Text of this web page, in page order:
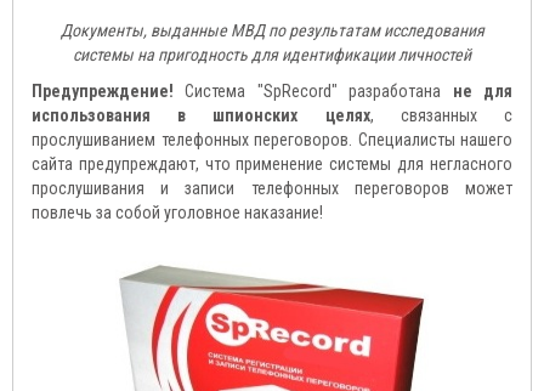
Документы, выданные МВД по результатам исследования
системы на пригодность для идентификации личностей
Предупреждение! Система "SpRecord" разработана не для
использования в шпионских целях, связанных с
прослушиванием телефонных переговоров. Специалисты нашего
сайта предупреждают, что применение системы для негласного
прослушивания и записи телефонных переговоров может
повлечь за собой уголовное наказание!